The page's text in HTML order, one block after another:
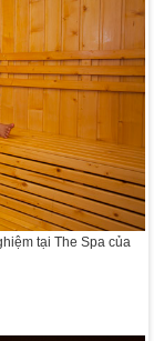
tại The Spa của